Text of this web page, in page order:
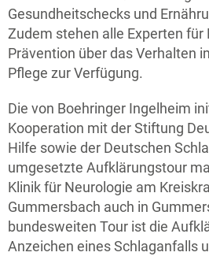
Gesundheitschecks und
Zudem stehen alle Experten für
Prävention über das Verhalten
Pflege zur Verfügung.
Die von Boehringer Ingelheim
Kooperation mit der Stiftung
Hilfe sowie der Deutschen
umgesetzte Aufklärungstour
Klinik für Neurologie am
Gummersbach auch in
bundesweiten Tour ist die
Anzeichen eines Schlaganfalls